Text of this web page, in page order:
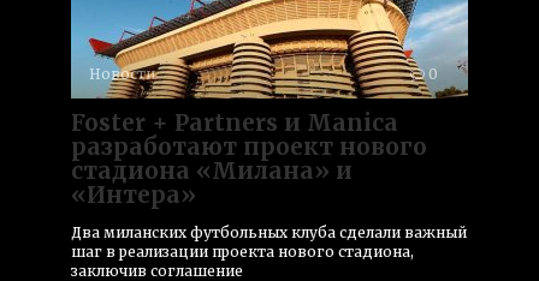
Новости 0
Foster + Partners и Manica
разработают проект нового
стадиона «Милана» и
«Интера»
Два миланских футбольных клуба сделали важный
шаг в реализации проекта нового стадиона,
заключив соглашение